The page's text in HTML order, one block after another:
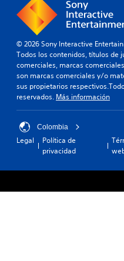
© 2026 Sony Interactive
Todos los contenidos, títulos de
comerciales, marcas
son marcas comerciales y/o
sus propietarios
reservados. Más información
Colombia
Legal
Política de
privacidad